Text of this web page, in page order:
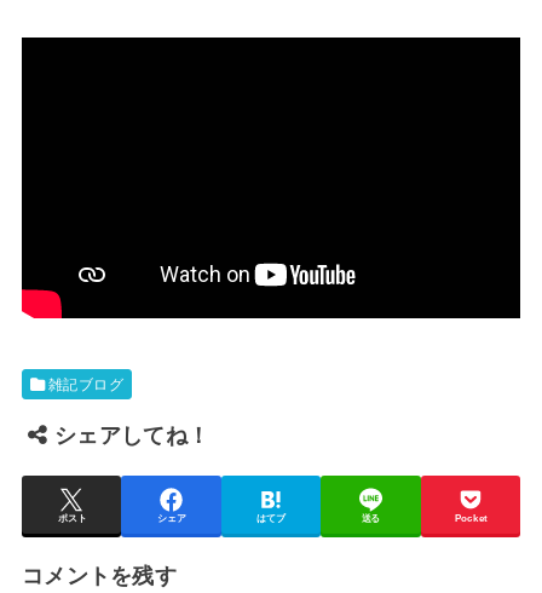
雑記ブログ
シェアしてね！
ポスト シェア はてブ 送る Pocket
コメントを残す